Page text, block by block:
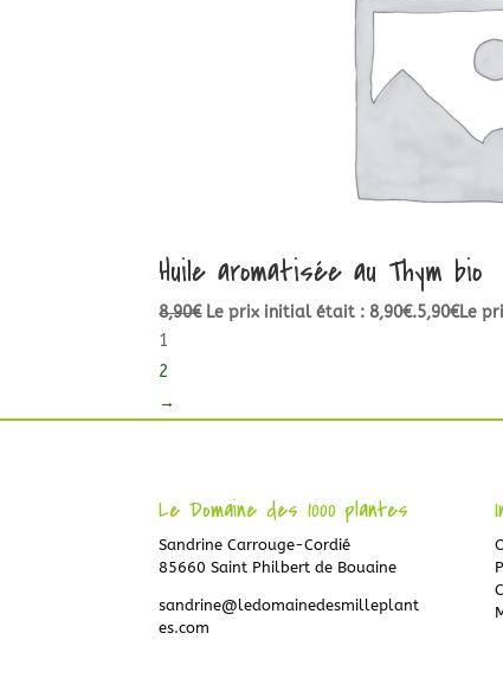
Huile aromatisée au Thym bio
8,90€ Le prix initial était : 8,90€.5,90€Le
1
2
→
Le Domaine des 1000 plantes
Sandrine Carrouge-Cordié
85660 Saint Philbert de Bouaine
sandrine@ledomainedesmilleplant
es.com